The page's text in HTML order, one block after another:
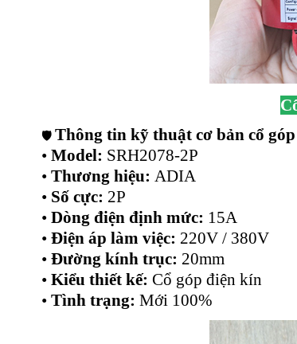
🛡️ Thông tin kỹ thuật cơ bản cổ
• Model: SRH2078-2P
• Thương hiệu: ADIA
• Số cực: 2P
• Dòng điện định mức: 15A
• Điện áp làm việc: 220V / 380V
• Đường kính trục: 20mm
• Kiểu thiết kế: Cổ góp điện kín
• Tình trạng: Mới 100%